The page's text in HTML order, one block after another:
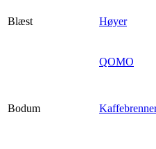
Blæst Høyer
QOMO
Bodum